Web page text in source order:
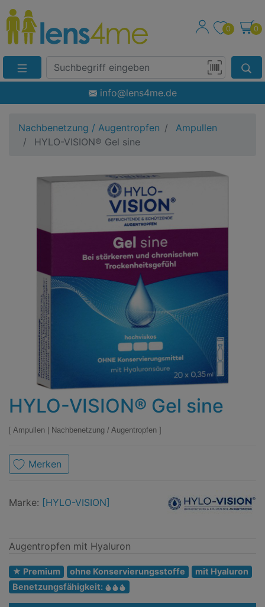
Suche
Eingabefeld
Produktsuche
Scan
0 0
info@lens4me.de
Nachbenetzung / Augentropfen
Ampullen
HYLO-VISION® Gel sine
HYLO-VISION® Gel sine
Ampullen Nachbenetzung / Augentropfen
Merken
Marke: [HYLO-VISION]
HYLO-
Augentropfen mit Hyaluron
★ Premium ohne Konservierungsstoffe
mit Hyaluron
Benetzungsfähigkeit: